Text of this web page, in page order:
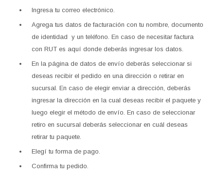
Ingresa tu correo electrónico.
Agrega tus datos de facturación con tu nombre, documento
de identidad y un teléfono. En caso de necesitar factura
con RUT es aquí donde deberás ingresar los datos.
En la página de datos de envío deberás seleccionar si
deseas recibir el pedido en una dirección o retirar en
sucursal. En caso de elegir enviar a dirección, deberás
ingresar la dirección en la cual deseas recibir el paquete y
luego elegir el método de envío. En caso de seleccionar
retiro en sucursal deberás seleccionar en cuál deseas
retirar tu paquete.
Elegí tu forma de pago.
Confirma tu pedido.